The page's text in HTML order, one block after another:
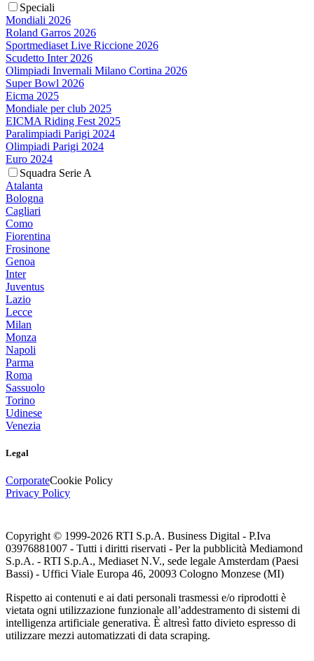
Speciali
Mondiali 2026
Roland Garros 2026
Sportmediaset Live Riccione 2026
Scudetto Inter 2026
Olimpiadi Invernali Milano Cortina 2026
Super Bowl 2026
Eicma 2025
Mondiale per club 2025
EICMA Riding Fest 2025
Paralimpiadi Parigi 2024
Olimpiadi Parigi 2024
Euro 2024
Squadra Serie A
Atalanta
Bologna
Cagliari
Como
Fiorentina
Frosinone
Genoa
Inter
Juventus
Lazio
Lecce
Milan
Monza
Napoli
Parma
Roma
Sassuolo
Torino
Udinese
Venezia
Legal
CorporateCookie Policy
Privacy Policy
Copyright © 1999-2026 RTI S.p.A. Business Digital - P.Iva
03976881007 - Tutti i diritti riservati - Per la pubblicità Mediamond
S.p.A. - RTI S.p.A., Mediaset N.V., sede legale Amsterdam (Paesi
Bassi) - Uffici Viale Europa 46, 20093 Cologno Monzese (MI)
Rispetto ai contenuti e ai dati personali trasmessi e/o riprodotti è
vietata ogni utilizzazione funzionale all’addestramento di sistemi di
intelligenza artificiale generativa. È altresì fatto divieto espresso di
utilizzare mezzi automatizzati di data scraping.